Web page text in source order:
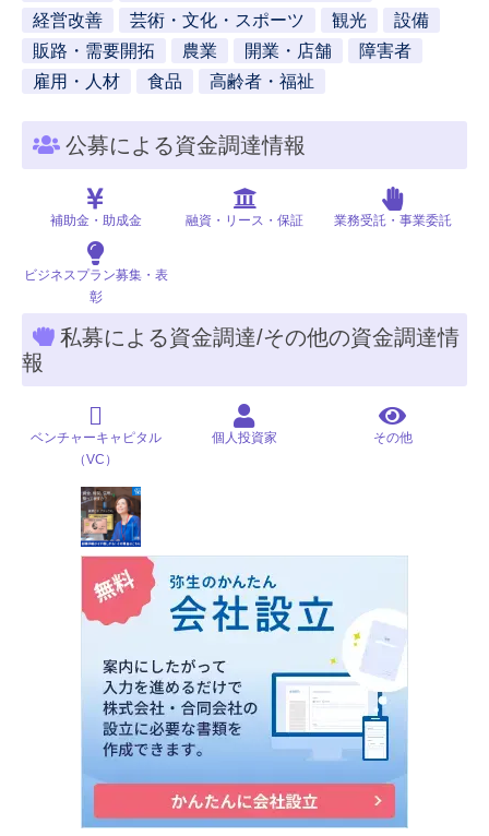
経営改善
芸術・文化・スポーツ 観光
設備
販路・需要開拓
農業 開業・店舗
障害者
雇用・人材
食品 高齢者・福祉
公募による資金調達情報
補助金・助成金 融資・リース・保証 業務受託・事業委託
ビジネスプラン募集・表
彰
私募による資金調達/その他の資金調達情
報
ベンチャーキャピタル
（VC）
個人投資家 その他